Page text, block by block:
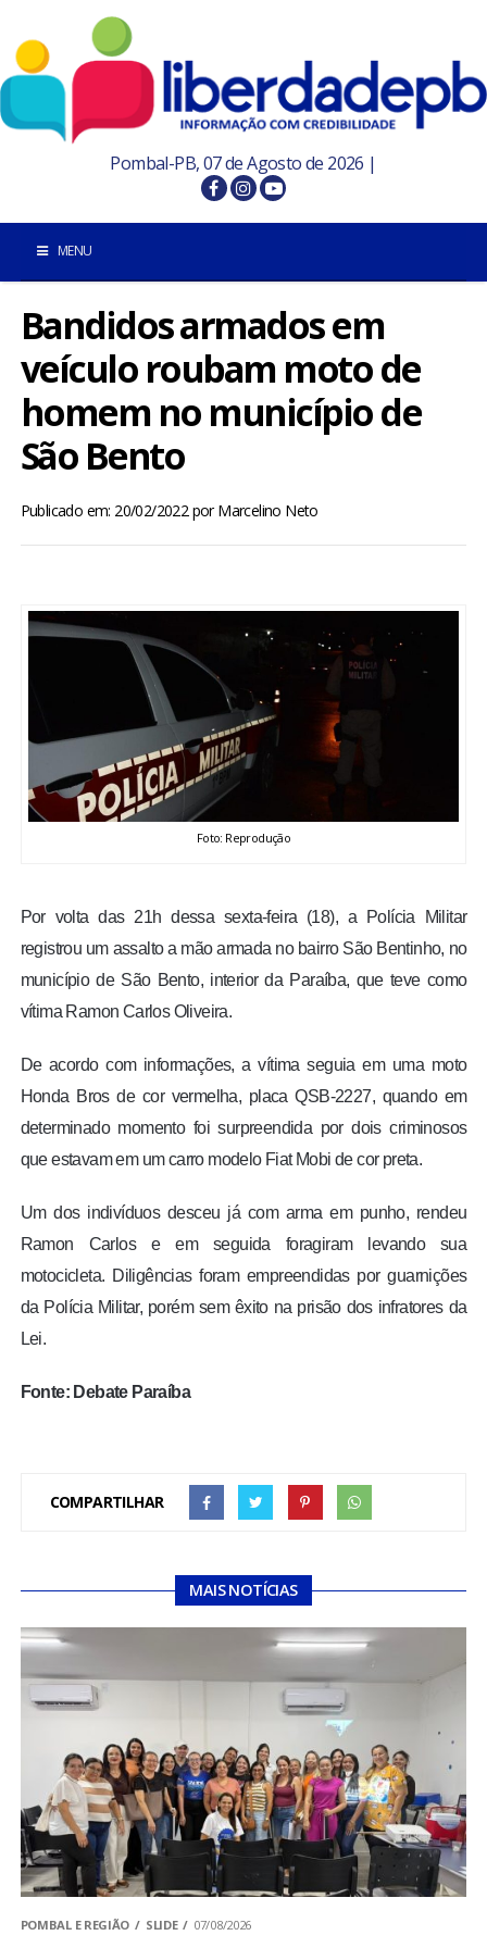
Pombal-PB, 07 de Agosto de 2026 |
MENU
INÍCIO
POMBAL E REGIÃO
ESPORTES
ENTRETENIMENTO
ENQUETE
TV LPB
Bandidos armados em
veículo roubam moto de
homem no município de
São Bento
Publicado em: 20/02/2022porMarcelino Neto
Foto: Reprodução
Por volta das 21h dessa sexta-feira (18), a Polícia Militar
registrou um assalto a mão armada no bairro São Bentinho, no
município de São Bento, interior da Paraíba, que teve como
vítima Ramon Carlos Oliveira.
De acordo com informações, a vítima seguia em uma moto
Honda Bros de cor vermelha, placa QSB-2227, quando em
determinado momento foi surpreendida por dois criminosos
que estavam em um carro modelo Fiat Mobi de cor preta.
Um dos indivíduos desceu já com arma em punho, rendeu
Ramon Carlos e em seguida foragiram levando sua
motocicleta. Diligências foram empreendidas por guarnições
da Polícia Militar, porém sem êxito na prisão dos infratores da
Lei.
Fonte: Debate Paraíba
COMPARTILHAR
MAIS NOTÍCIAS
POMBAL E REGIÃO SLIDE 07/08/2026